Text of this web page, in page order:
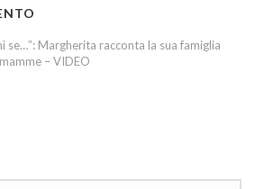
se…”: Margherita racconta la sua famiglia
– VIDEO